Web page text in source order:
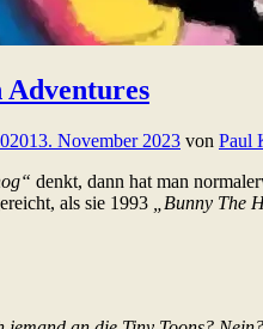
Adventures
13. November 2023 von Paul
denkt, dann hat man
als sie 1993
„Bunny The